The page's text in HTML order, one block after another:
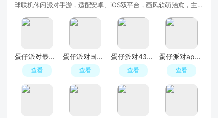
球联机休闲派对手游，适配安卓、iOS双平台，画风软萌治愈，主打
蛋仔派对最新版
查看
蛋仔派对国际服Eggy Party
查看
蛋仔派对4399渠道服版
查看
蛋仔派对apk安装包
查看